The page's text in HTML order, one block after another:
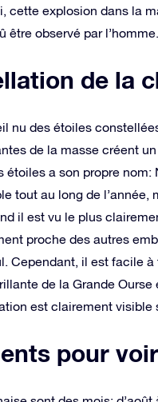
cette explosion dans la
être observé par l’homme.
de la
nu des étoiles
de la masse créent
a son propre nom:
tout au long de
il est vu le plus
proche des autres
Cependant, il est facile
de la Grande
est clairement visible
pour